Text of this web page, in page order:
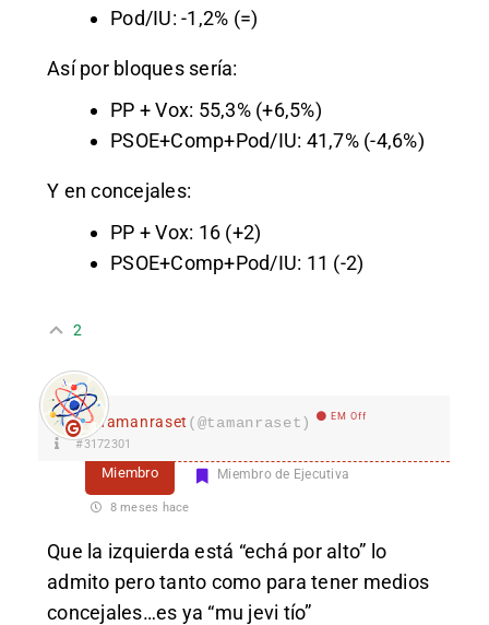
Pod/IU: -1,2% (=)
Así por bloques sería:
PP + Vox: 55,3% (+6,5%)
PSOE+Comp+Pod/IU: 41,7% (-4,6%)
Y en concejales:
PP + Vox: 16 (+2)
PSOE+Comp+Pod/IU: 11 (-2)
2
Tamanraset (@tamanraset) EM Off
#3172301
Miembro Miembro de Ejecutiva
8 meses hace
Que la izquierda está “echá por alto” lo
admito pero tanto como para tener medios
concejales…es ya “mu jevi tío”